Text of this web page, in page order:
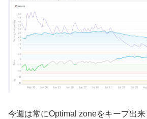
今週は常にOptimal zoneをキープ出